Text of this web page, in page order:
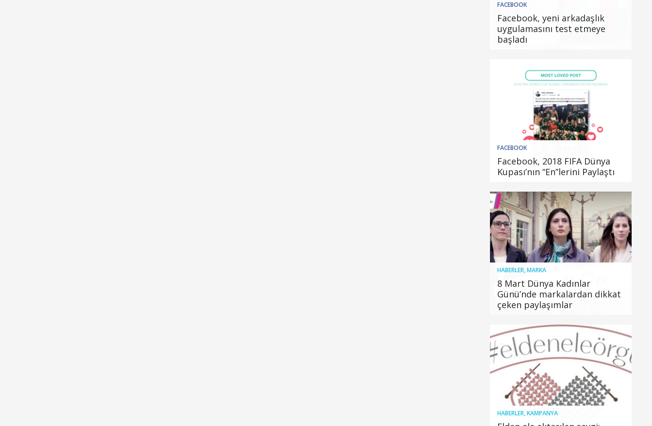
FACEBOOK
Facebook, yeni arkadaşlık
uygulamasını test etmeye
başladı
FACEBOOK
Facebook, 2018 FIFA Dünya
Kupası’nın “En”lerini Paylaştı
HABERLER,MARKA
8 Mart Dünya Kadınlar
Günü’nde markalardan dikkat
çeken paylaşımlar
HABERLER,KAMPANYA